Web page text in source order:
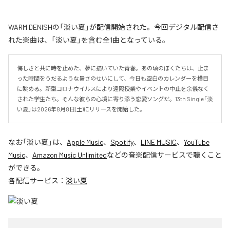
WARM DENISHの「淡い夏」が配信開始された。今回デジタル配信さ
れた楽曲は、「淡い夏」を含む全1曲となっている。
悔しさと共に時を止めた、夢に描いていた青春。あの頃のぼくたちは、止ま
った時間をうだるような暑さのせいにして、今日も空白のカレンダーを横目
に眺める。新型コロナウイルスにより遠隔授業やイベントの中止を余儀なく
された学生たち。そんな彼らの心境に寄り添う恋愛ソングだ。13th Single「淡
い夏」は2026年8月8日(土)にリリースを開始した。
なお「淡い夏 」は、 Apple Music、 Spotify、 LINE MUSIC、 YouTube
Music、 Amazon Music Unlimitedなどの音楽配信サービスで聴くこと
ができる。
各配信サービス： 淡い夏